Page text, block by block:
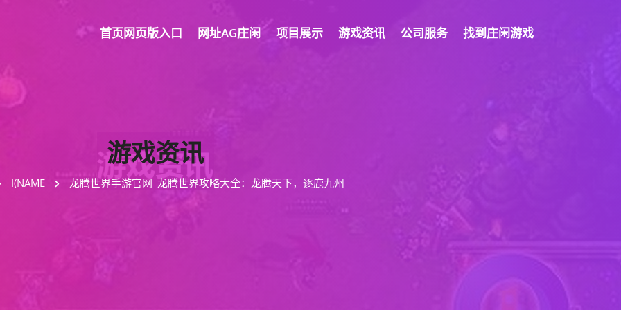
首页网页版入口 网址AG庄闲 项目展示 游戏资讯 公司服务 找到庄闲游戏
游戏资讯
I(NAME 龙腾世界手游官网_龙腾世界攻略大全：龙腾天下，逐鹿九州